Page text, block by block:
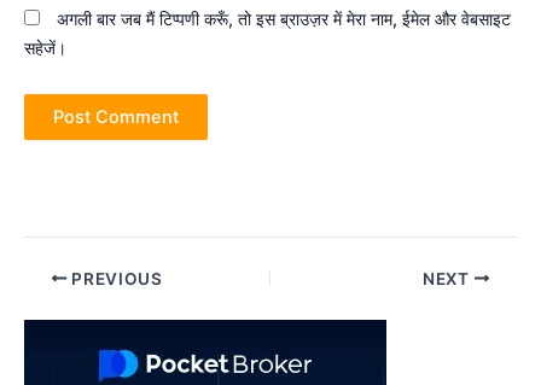
अगली बार जब मैं टिप्पणी करूँ, तो इस ब्राउज़र में मेरा नाम, ईमेल और वेबसाइट
सहेजें।
Post PREVIOUS NEXT